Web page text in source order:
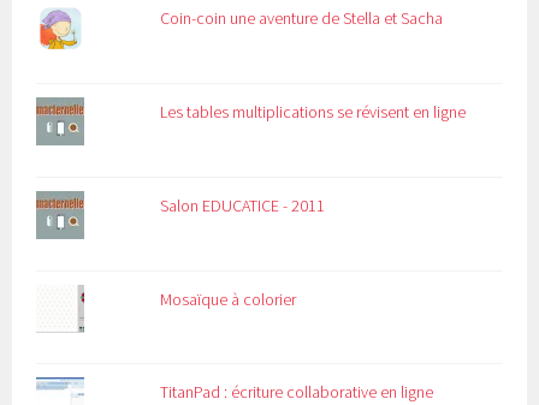
Coin-coin une aventure de Stella et Sacha
Les tables multiplications se révisent en ligne
Salon EDUCATICE - 2011
Mosaïque à colorier
TitanPad : écriture collaborative en ligne